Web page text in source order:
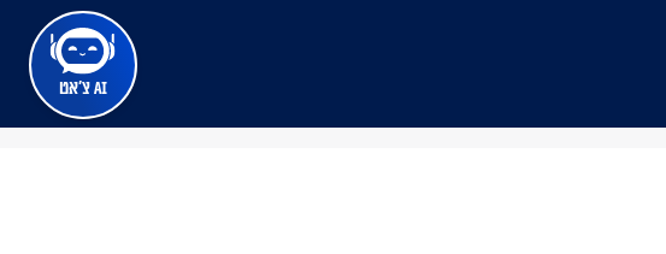
AI צ'אט